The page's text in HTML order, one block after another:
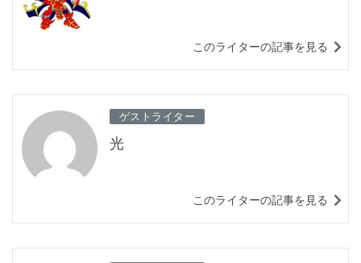
このライターの記事を見る
ゲストライター
光
このライターの記事を見る